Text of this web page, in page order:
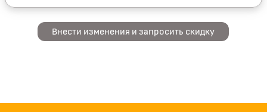
Внести изменения и запросить скидку